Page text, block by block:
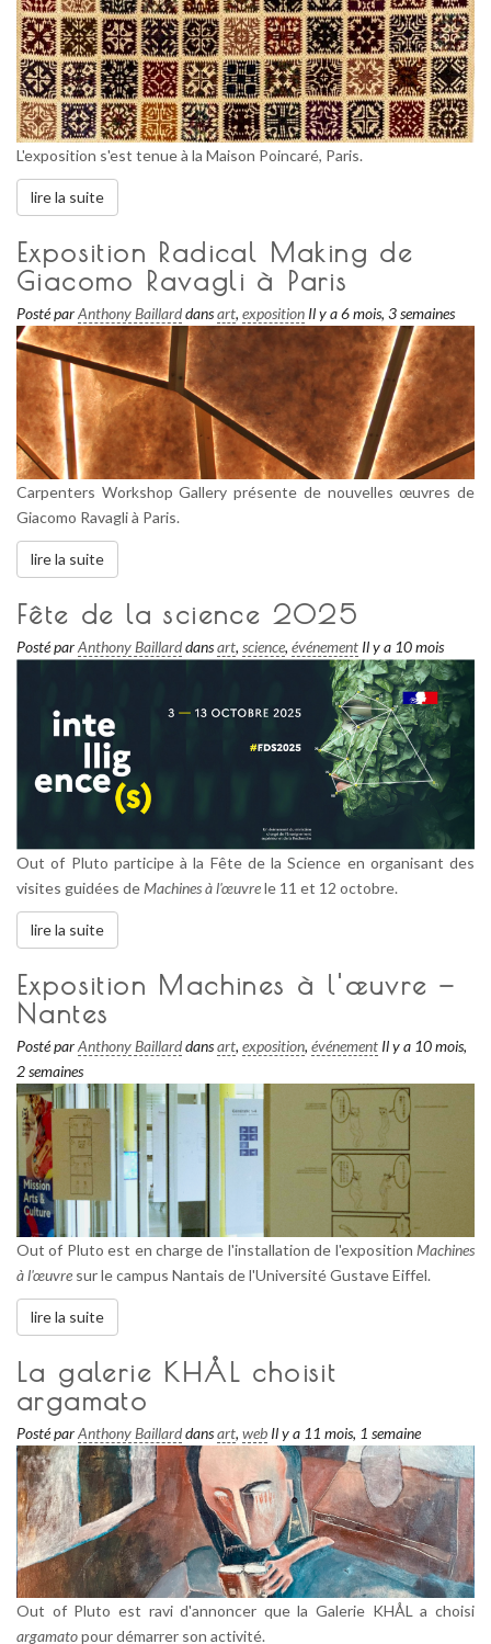
L'exposition s'est tenue à la Maison Poincaré, Paris.
lire la suite
Exposition Radical Making de
Giacomo Ravagli à Paris
Posté parAnthony Baillarddansart, exposition Il y a 6 mois, 3 semaines
Carpenters Workshop Gallery présente de nouvelles œuvres de
Giacomo Ravagli à Paris.
lire la suite
Fête de la science 2025
Posté parAnthony Baillarddansart, science, événement Il y a 10 mois
Out of Pluto participe à la Fête de la Science en organisant des
visites guidées deMachines à l'œuvrele 11 et 12 octobre.
lire la suite
Exposition Machines à l'œuvre —
Nantes
Posté parAnthony Baillarddansart, exposition, événement Il y a 10 mois,
2 semaines
Out of Pluto est en charge de l'installation de l'exposition Machines
à l'œuvre sur le campus Nantais de l'Université Gustave Eiffel.
lire la suite
La galerie KHÅL choisit
argamato
Posté parAnthony Baillarddansart, web Il y a 11 mois, 1 semaine
Out of Pluto est ravi d'annoncer que la Galerie KHÅL a choisi
argamatopour démarrer son activité.